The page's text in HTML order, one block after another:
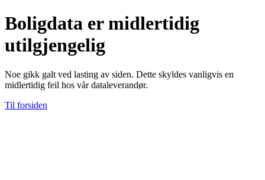
Boligdata er midlertidig
utilgjengelig
Noe gikk galt ved lasting av siden. Dette skyldes vanligvis en
midlertidig feil hos vår dataleverandør.
Til forsiden